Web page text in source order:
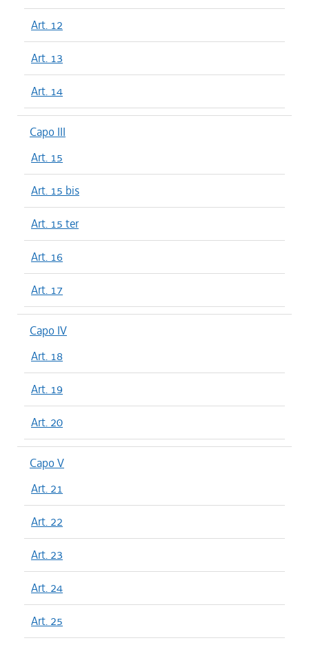
Art. 12
Art. 13
Art. 14
Capo III
Art. 15
Art. 15 bis
Art. 15 ter
Art. 16
Art. 17
Capo IV
Art. 18
Art. 19
Art. 20
Capo V
Art. 21
Art. 22
Art. 23
Art. 24
Art. 25